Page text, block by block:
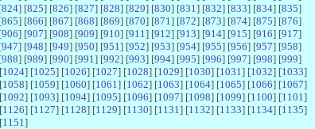
824] [825] [826] [827] [828] [829] [830] [831 ] [832] [833] [834] [835]
865] [866] [867] [868] [869] [870] [871 ] [872] [873] [874] [875] [876]
906] [907] [908] [909] [910] [911 ] [912] [913] [914] [915] [916] [917]
947] [948] [949] [950] [951 ] [952] [953] [954] [955] [956] [957] [958]
988] [989] [990] [991 ] [992] [993] [994] [995] [996] [997] [998] [999]
1024] [1025] [1026] [1027] [1028] [1029] [1030] [1031 ] [1032] [1033]
1058] [1059] [1060] [1061 ] [1062] [1063] [1064] [1065] [1066] [1067]
1092] [1093] [1094] [1095] [1096] [1097] [1098] [1099] [1100] [1101 ]
1126] [1127] [1128] [1129] [1130] [1131 ] [1132] [1133] [1134] [1135]
1151 ]